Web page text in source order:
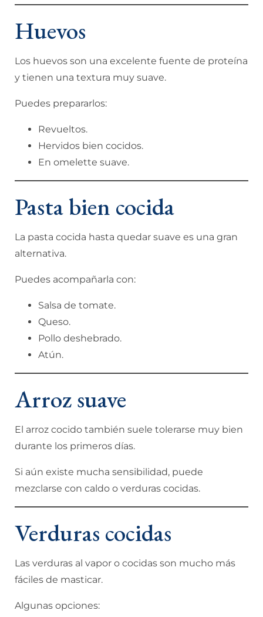
Huevos
Los huevos son una excelente fuente de proteína
y tienen una textura muy suave.
Puedes prepararlos:
Revueltos.
Hervidos bien cocidos.
En omelette suave.
Pasta bien cocida
La pasta cocida hasta quedar suave es una gran
alternativa.
Puedes acompañarla con:
Salsa de tomate.
Queso.
Pollo deshebrado.
Atún.
Arroz suave
El arroz cocido también suele tolerarse muy bien
durante los primeros días.
Si aún existe mucha sensibilidad, puede
mezclarse con caldo o verduras cocidas.
Verduras cocidas
Las verduras al vapor o cocidas son mucho más
fáciles de masticar.
Algunas opciones: